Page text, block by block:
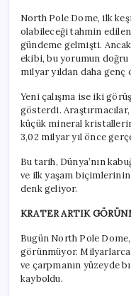
North Pole Dome, ilk
olabileceği tahmin
gündeme gelmişti.
ekibi, bu yorumun
milyar yıldan daha genç
Yeni çalışma ise iki
gösterdi.
küçük mineral
3,02 milyar yıl önce
Bu tarih, Dünya’nın
ve ilk yaşam
denk geliyor.
KRATER ARTIK
Bugün North Pole
görünmüyor. Milyarlarca
ve çarpmanın yüzeyde
kayboldu.